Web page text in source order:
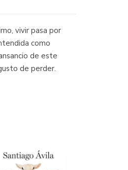
vivir pasa por
como
de este
de perder.